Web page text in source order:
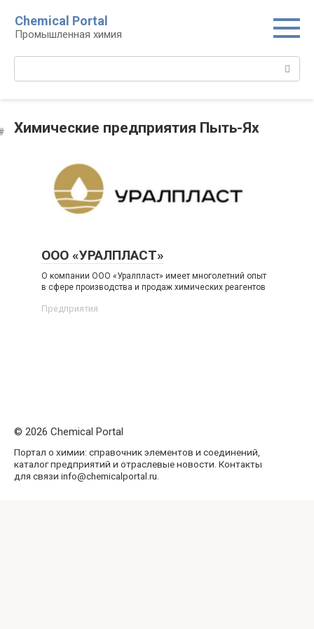
контенту
Chemical Portal
Промышленная химия
Химические предприятия Пыть-Ях
ООО «УРАЛПЛАСТ»
О компании ООО «Уралпласт» имеет многолетний опыт
в сфере производства и продаж химических реагентов
Предприятия
© 2026 Chemical Portal
Портал о химии: справочник элементов и соединений,
каталог предприятий и отраслевые новости. Контакты
для связи info@chemicalportal.ru.